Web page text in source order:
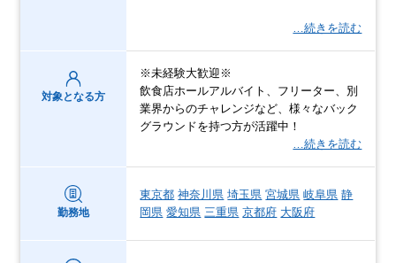
…続きを読む
対象となる方
※未経験大歓迎※
飲食店ホールアルバイト、フリーター、別
業界からのチャレンジなど、様々なバック
グラウンドを持つ方が活躍中！
…続きを読む
勤務地
東京都 神奈川県 埼玉県 宮城県 岐阜県 静
岡県 愛知県 三重県 京都府 大阪府